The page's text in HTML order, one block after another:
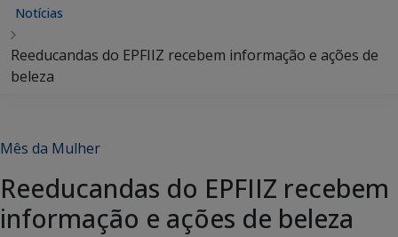
Notícias
Reeducandas do EPFIIZ recebem informação e ações de
beleza
Mês da Mulher
Reeducandas do EPFIIZ recebem
informação e ações de beleza